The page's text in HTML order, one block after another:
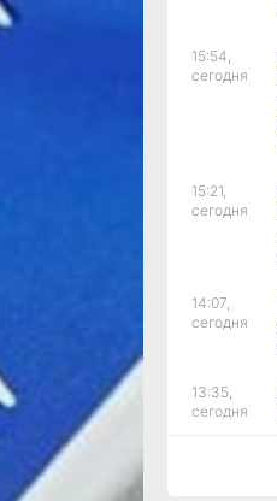
15:54,
сегодня
15:21,
сегодня
14:07,
сегодня
13:35,
сегодня